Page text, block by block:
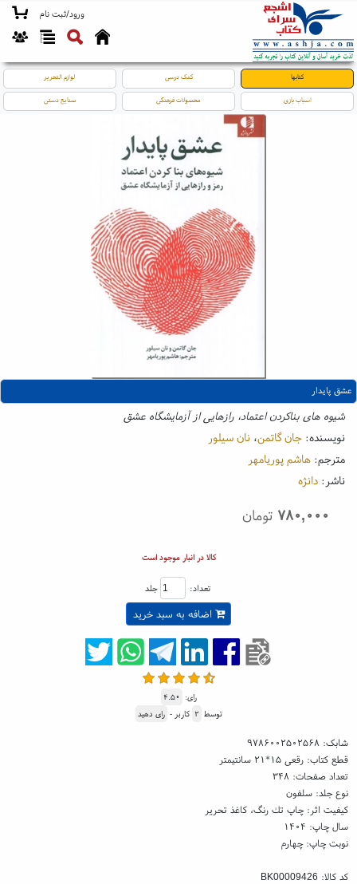
ورود/ثبت نام
کتابها کمک درسی لوازم التحریر
اسباب بازی محصولات فرهنگی صنایع دستی
عشق پایدار
شیوه های بناکردن اعتماد، رازهایی از آزمایشگاه عشق
نویسنده: جان گاتمن، نان سیلور
مترجم: هاشم پوریامهر
ناشر: دانژه
۷۸۰,۰۰۰ تومان
کالا در انبار موجود است
تعداد: جلد
اضافه به سبد خرید
رای: ۴.۵۰
توسط ۲ کاربر - رای دهید
شابک:۹۷۸۶۰۰۲۵۰۲۵۶۸
قطع کتاب: رقعی ۱۵*۲۱ سانتیمتر
تعداد صفحات: ۳۴۸
نوع جلد: سلفون
کیفیت اثر: چاپ تك رنگ، کاغذ تحریر
سال چاپ: ۱۴۰۴
نوبت چاپ: چهارم
کد کالا: BK00009426